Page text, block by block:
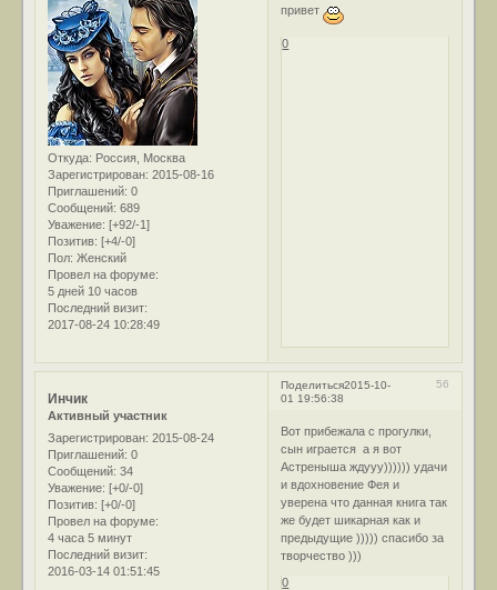
Откуда: Россия, Москва
Зарегистрирован: 2015-08-16
Приглашений: 0
Сообщений: 689
Уважение: [+92/-1]
Позитив: [+4/-0]
Пол: Женский
Провел на форуме:
5 дней 10 часов
Последний визит:
2017-08-24 10:28:49
привет
0
Поделиться 56
2015-10-
01 19:56:38
Инчик
Активный участник
Зарегистрирован: 2015-08-24
Приглашений: 0
Сообщений: 34
Уважение: [+0/-0]
Позитив: [+0/-0]
Провел на форуме:
4 часа 5 минут
Последний визит:
2016-03-14 01:51:45
Вот прибежала с прогулки,
сын играется а я вот
Астреныша ждууу)))))) удачи
и вдохновение Фея и
уверена что данная книга так
же будет шикарная как и
предыдущие ))))) спасибо за
творчество )))
0